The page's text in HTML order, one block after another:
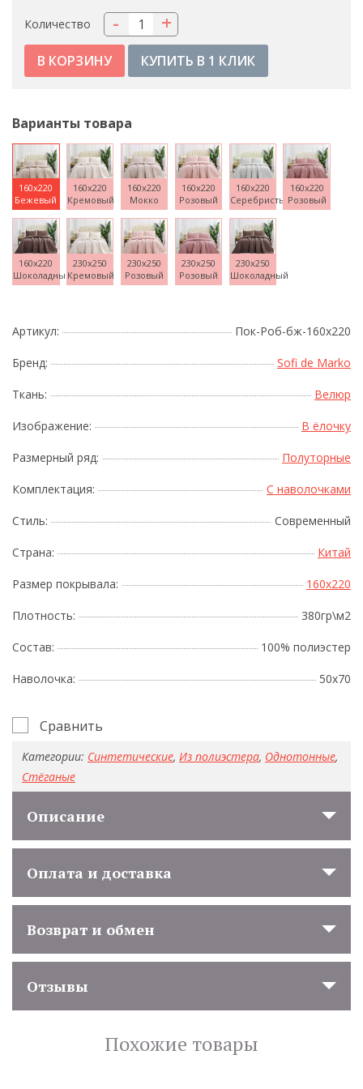
Количество +
-
КУПИТЬ В 1 КЛИК
Варианты товара
160x220
Бежевый
160x220
Кремовый
160x220
Мокко
160x220
Розовый
160x220
Серебристый
160x220
Розовый
160x220
Шоколадный
230x250
Кремовый
230x250
Розовый
230x250
Розовый
230x250
Шоколадный
Артикул: Пок-Роб-бж-160х220
Бренд: Sofi de Marko
Ткань: Велюр
Изображение: В ёлочку
Размерный ряд: Полуторные
Комплектация: С наволочками
Стиль: Современный
Страна: Китай
Размер покрывала: 160x220
Плотность: 380гр\м2
Состав: 100% полиэстер
Наволочка: 50х70
Сравнить
Категории: Синтетические, Из полиэстера, Однотонные,
Стёганые
Описание
Оплата и доставка
Возврат и обмен
Отзывы
Похожие товары